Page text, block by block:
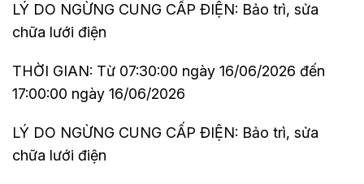
LÝ DO NGỪNG CUNG CẤP ĐIỆN: Bảo trì, sửa
chữa lưới điện
THỜI GIAN: Từ 07:30:00 ngày 16/06/2026 đến
17:00:00 ngày 16/06/2026
LÝ DO NGỪNG CUNG CẤP ĐIỆN: Bảo trì, sửa
chữa lưới điện